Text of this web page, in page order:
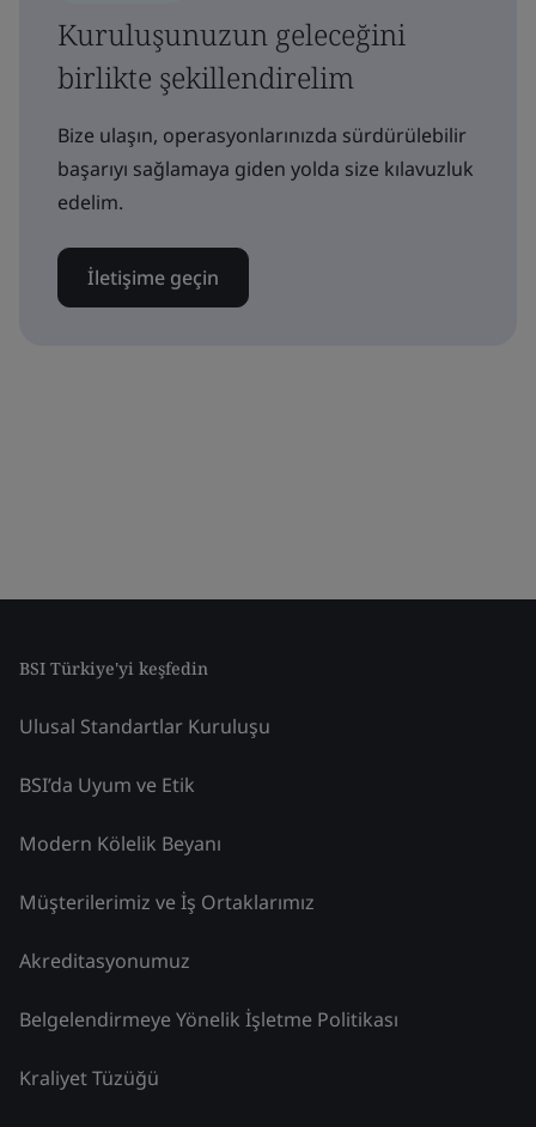
Kuruluşunuzun geleceğini
birlikte şekillendirelim
Bize ulaşın, operasyonlarınızda sürdürülebilir
başarıyı sağlamaya giden yolda size kılavuzluk
edelim.
İletişime geçin
BSI Türkiye'yi keşfedin
Ulusal Standartlar Kuruluşu
BSI’da Uyum ve Etik
Modern Kölelik Beyanı
Müşterilerimiz ve İş Ortaklarımız
Akreditasyonumuz
Belgelendirmeye Yönelik İşletme Politikası
Kraliyet Tüzüğü